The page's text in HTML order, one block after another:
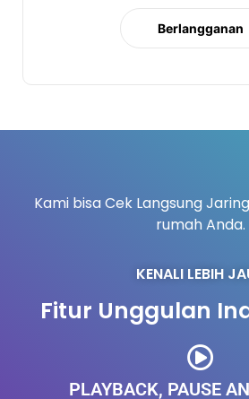
Berlangganan
Kami bisa Cek Langsung
rumah Anda.
KENALI LEBIH
Fitur Unggulan
PLAYBACK, PAUSE